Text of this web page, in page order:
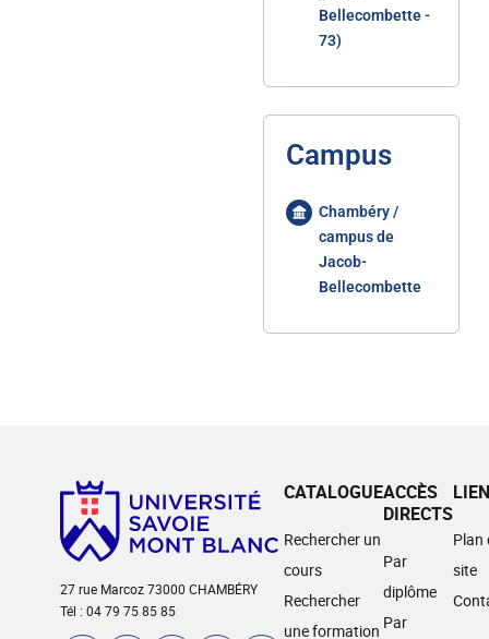
Bellecombette -
73)
Campus
Chambéry /
campus de
Jacob-
Bellecombette
27 rue Marcoz 73000 CHAMBÉRY
Tél : 04 79 75 85 85
CATALOGUE
Rechercher un
cours
Rechercher
une formation
ACCÈS
DIRECTS
Par
diplôme
Par
Plan
site